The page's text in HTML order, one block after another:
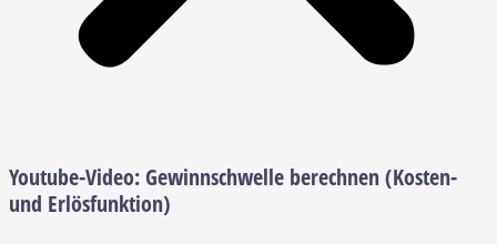
Youtube-Video:Gewinnschwelle berechnen (Kosten-
und Erlösfunktion)